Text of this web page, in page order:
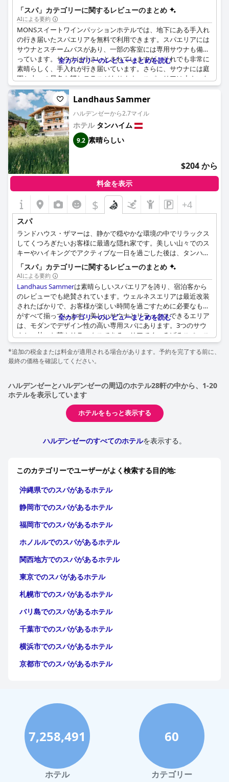
は、心身を癒すためのパンパリングの儀式に最適な場所を提供し
ます。サウナ、スチームバス、リラクゼーションエリアでは、安
らぎと静寂を感じながら、フィンランド式サウナの温かさで体を
癒し、血行を促進して免疫力を強化することができます。スチー
ムバスでは、優しい蒸気と天然のアロマが心を落ち着かせ、身体
を浄化します。さらに、忙しい一日の疲れをきちんと癒すため
に、上質なマッサージをお選びいただくこともできます。
「スパ」カテゴリーに関するレビューのまとめ
AIによる要約
MONSスイートワインパッションホテルでは、地下にある手入れ
の行き届いたスパエリアを無料で利用できます。スパエリアには
サウナとスチームバスがあり、一部の客室には専用サウナも備わ
っています。サウナは小さいとされていますが、それでも非常に
素晴らしく、手入れが行き届いています。さらに、サウナには庭
園と山々の景色を望むテラスがあります。スパエリアは小さいな
がらもリラックスするのに最適で、お客様からの評判も高いで
す。現在、マッサージサービスはご利用いただけません。サウナ
とスチームバスはリクエストに応じて温めることができるため、
長時間のハイキングの後でも簡単にリラックスできます。全体と
して、ウェルネスエリアは清潔で、手入れが行き届いており、お
客様から強く推奨されています。
全カテゴリーのレビューまとめを読む
Landhaus Sammer
ハルデンゼーから2.7マイル
ホテル タンハイム
9.2 素晴らしい
$204 から
料金を表示
$ +4
スパ
ランドハウス・ザマーは、静かで穏やかな環境の中でリラックス
してくつろぎたいお客様に最適な隠れ家です。美しい山々でのス
キーやハイキングでアクティブな一日を過ごした後は、タンハイ
ムのランドハウス・ザマーにあるウェルネスエリアで完璧なバラ
ンスをお楽しみください。落ち着いた雰囲気の中で、心身ともに
リフレッシュしていただくことができます。フィンランド式パノ
ラマサウナ、スチームバス、Sola赤外線ラウンジャーは、お客様
にリラックスしてくつろいでいただくために最適な温度を提供し
ます。ティーバーを備えたリラクゼーションルームは、静かな時
間を過ごすのに最適な場所です。ランドハウス・ザマーでは、ア
ロマスチームバス、フィンランド式パノラマサウナ、Sola赤外線
ラウンジャー、リラクゼーションルーム、マッサージトリートメ
ントをご用意してお客様をお待ちしております。
「スパ」カテゴリーに関するレビューのまとめ
AIによる要約
Landhaus Sammerは素晴らしいスパエリアを誇り、宿泊客から
のレビューでも絶賛されています。ウェルネスエリアは最近改装
されたばかりで、お客様が楽しい時間を過ごすために必要なもの
がすべて揃っています。美しいサウナとリラックスできるエリア
は、モダンでデザイン性の高い専用スパにあります。3つのサウ
ナと、甘いお茶やリラックスできるエリアでくつろげるスペース
がたくさんあります。全体として、ウェルネスエリアは魅力的で
心地よい内装で、非常に快適な滞在を提供します。
全カテゴリーのレビューまとめを読む
*追加の税金または料金が適用される場合があります。予約を完了する前に、
最終の価格を確認してください。
ハルデンゼーとハルデンゼーの周辺のホテル28軒の中から、1-20
ホテルを表示しています
ホテルをもっと表示する
ハルデンゼーのすべてのホテルを表示する。
このカテゴリーでユーザーがよく検索する目的地:
沖縄県でのスパがあるホテル
静岡市でのスパがあるホテル
福岡市でのスパがあるホテル
ホノルルでのスパがあるホテル
関西地方でのスパがあるホテル
東京でのスパがあるホテル
札幌市でのスパがあるホテル
バリ島でのスパがあるホテル
千葉市でのスパがあるホテル
横浜市でのスパがあるホテル
京都市でのスパがあるホテル
7,258,491
ホテル
60
カテゴリー